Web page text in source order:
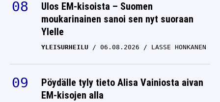
Ulos EM-kisoista – Suomen
moukarinainen sanoi sen nyt suoraan
Ylelle
YLEISURHEILU 06.08.2026 LASSE HONKANEN
Pöydälle tyly tieto Alisa Vainiosta aivan
EM-kisojen alla